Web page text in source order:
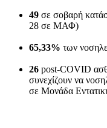
49 σε σοβαρή
28 σε ΜΑΦ)
65,33% των
26 post-COVID
συνεχίζουν να
σε Μονάδα